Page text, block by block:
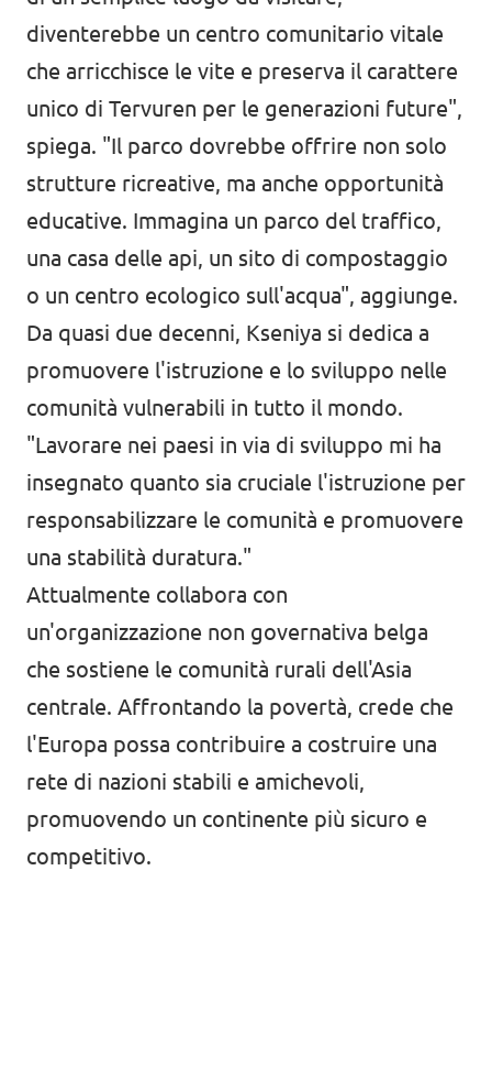
diventerebbe un centro comunitario vitale
che arricchisce le vite e preserva il carattere
unico di Tervuren per le generazioni future",
spiega. "Il parco dovrebbe offrire non solo
strutture ricreative, ma anche opportunità
educative. Immagina un parco del traffico,
una casa delle api, un sito di compostaggio
o un centro ecologico sull'acqua", aggiunge.
Da quasi due decenni, Kseniya si dedica a
promuovere l'istruzione e lo sviluppo nelle
comunità vulnerabili in tutto il mondo.
"Lavorare nei paesi in via di sviluppo mi ha
insegnato quanto sia cruciale l'istruzione per
responsabilizzare le comunità e promuovere
una stabilità duratura."
Attualmente collabora con
un'organizzazione non governativa belga
che sostiene le comunità rurali dell'Asia
centrale. Affrontando la povertà, crede che
l'Europa possa contribuire a costruire una
rete di nazioni stabili e amichevoli,
promuovendo un continente più sicuro e
competitivo.